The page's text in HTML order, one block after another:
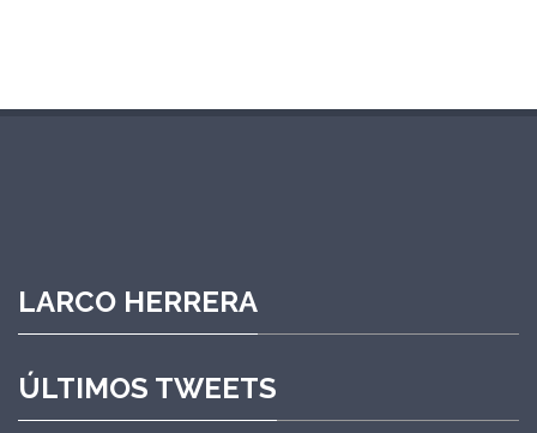
LARCO HERRERA
ÚLTIMOS TWEETS